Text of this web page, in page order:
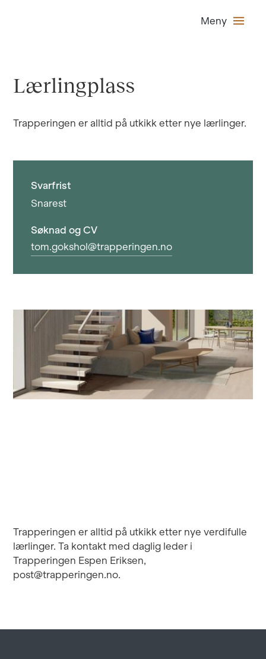
Meny
Lærlingplass
Trapperingen er alltid på utkikk etter nye lærlinger.
Svarfrist
Snarest
Søknad og CV
tom.gokshol@trapperingen.no
Trapperingen er alltid på utkikk etter nye verdifulle
lærlinger. Ta kontakt med daglig leder i
Trapperingen Espen Eriksen,
post@trapperingen.no.